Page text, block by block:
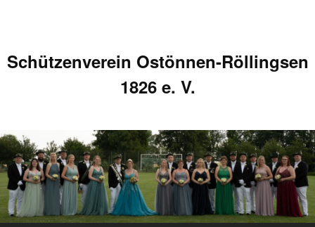
Schützenverein Ostönnen-Röllingsen
1826 e. V.